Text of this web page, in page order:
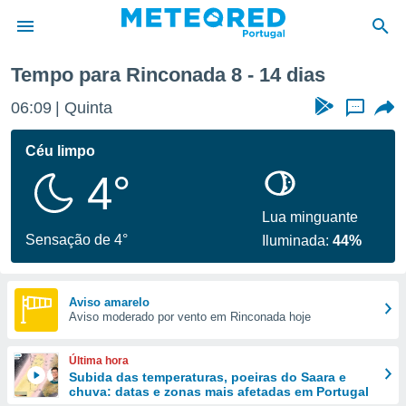
da
foi
fornecidas
a este
das
forma
digital
Tempo para Rinconada 8 - 14 dias
06:09 Quinta ...
Céu limpo
4°
Sensação de 4°
Lua minguante
Iluminada:44%
Aviso amarelo
Aviso moderado por vento em Rinconada hoje
Última hora
Subida das temperaturas, poeiras do Saara e
chuva: datas e zonas mais afetadas em Portugal